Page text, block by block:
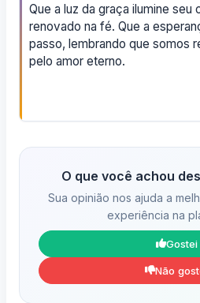
Que a luz da graça ilumine seu
renovado na fé. Que a
passo, lembrando que somos
pelo amor eterno.
O que você achou
Sua opinião nos ajuda a
experiência na
Gostei
Não